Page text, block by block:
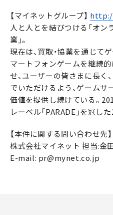
【マイネットグループ】
人と人とを結びつける「オ
業」。
現在は、買取・協業を通じて
マートフォンゲームを継続
せ、ユーザーの皆さまに長く
でいただけるよう、ゲーム
価値を提供し続けている。
レーベル「PARADE」を冠し
【本件に関する問い合わせ先】
株式会社マイネット 担当:金田
E-mail: pr@mynet.co.jp